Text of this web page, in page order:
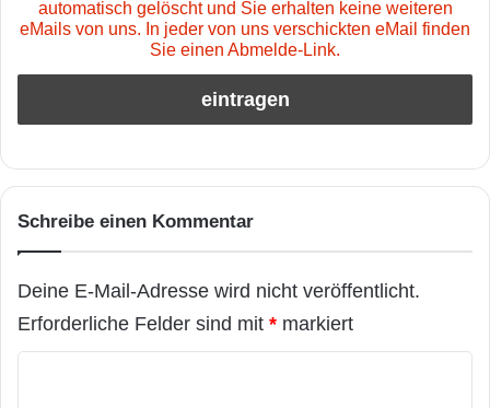
automatisch gelöscht und Sie erhalten keine weiteren
eMails von uns. In jeder von uns verschickten eMail finden
Sie einen Abmelde-Link.
Schreibe einen Kommentar
Deine E-Mail-Adresse wird nicht veröffentlicht.
Erforderliche Felder sind mit * markiert